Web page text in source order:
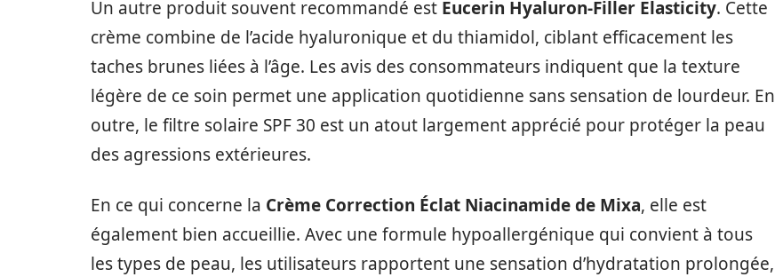
Un autre produit souvent recommandé est Eucerin Hyaluron-Filler Elasticity. Cette
crème combine de l’acide hyaluronique et du thiamidol, ciblant efficacement les
taches brunes liées à l’âge. Les avis des consommateurs indiquent que la texture
légère de ce soin permet une application quotidienne sans sensation de lourdeur. En
outre, le filtre solaire SPF 30 est un atout largement apprécié pour protéger la peau
des agressions extérieures.
En ce qui concerne la Crème Correction Éclat Niacinamide de Mixa, elle est
également bien accueillie. Avec une formule hypoallergénique qui convient à tous
les types de peau, les utilisateurs rapportent une sensation d’hydratation prolongée,